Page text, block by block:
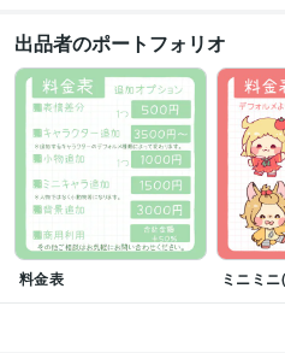
出品者のポートフォリオ
料金表 ミニミ